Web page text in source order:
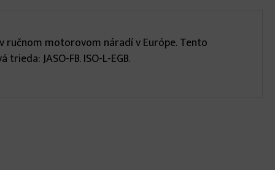
ručnom motorovom náradí v Európe. Tento
JASO-FB. ISO-L-EGB.